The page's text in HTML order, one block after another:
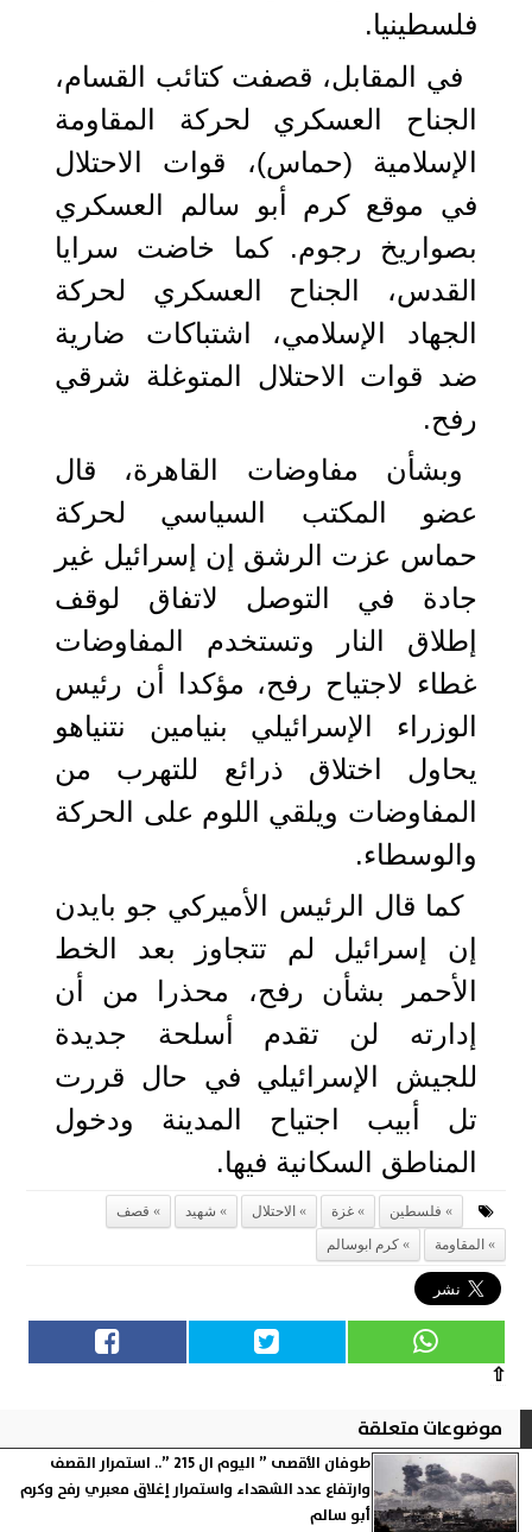
فلسطينيا.
في المقابل، قصفت كتائب القسام،
الجناح العسكري لحركة المقاومة
الإسلامية (حماس)، قوات الاحتلال
في موقع كرم أبو سالم العسكري
بصواريخ رجوم. كما خاضت سرايا
القدس، الجناح العسكري لحركة
الجهاد الإسلامي، اشتباكات ضارية
ضد قوات الاحتلال المتوغلة شرقي
رفح.
وبشأن مفاوضات القاهرة، قال
عضو المكتب السياسي لحركة
حماس عزت الرشق إن إسرائيل غير
جادة في التوصل لاتفاق لوقف
إطلاق النار وتستخدم المفاوضات
غطاء لاجتياح رفح، مؤكدا أن رئيس
الوزراء الإسرائيلي بنيامين نتنياهو
يحاول اختلاق ذرائع للتهرب من
المفاوضات ويلقي اللوم على الحركة
والوسطاء.
كما قال الرئيس الأميركي جو بايدن
إن إسرائيل لم تتجاوز بعد الخط
الأحمر بشأن رفح، محذرا من أن
إدارته لن تقدم أسلحة جديدة
للجيش الإسرائيلي في حال قررت
تل أبيب اجتياح المدينة ودخول
المناطق السكانية فيها.
فلسطين غزة الاحتلال شهيد
قصف
المقاومة
كرم ابوسالم
⇧
موضوعات متعلقة
طوفان الأقصى ” اليوم ال 215 ”.. استمرار القصف
وارتفاع عدد الشهداء واستمرار إغلاق معبري رفح وكرم
أبو سالم